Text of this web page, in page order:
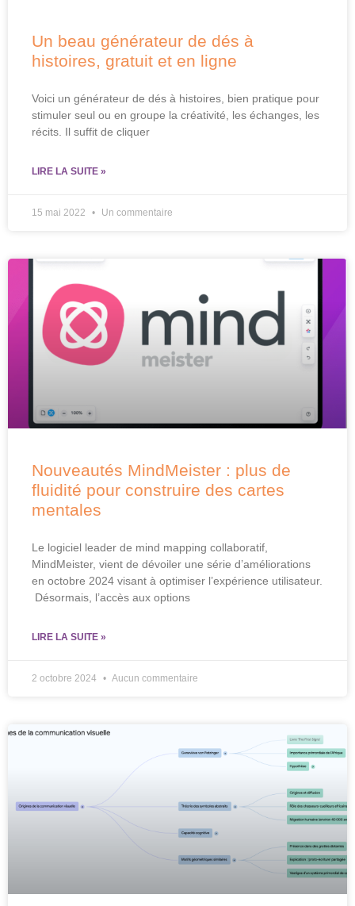
Un beau générateur de dés à
histoires, gratuit et en ligne
Voici un générateur de dés à histoires, bien pratique pour
stimuler seul ou en groupe la créativité, les échanges, les
récits. Il suffit de cliquer
LIRE LA SUITE »
15 mai 2022 Un commentaire
Nouveautés MindMeister : plus de
fluidité pour construire des cartes
mentales
Le logiciel leader de mind mapping collaboratif,
MindMeister, vient de dévoiler une série d’améliorations
en octobre 2024 visant à optimiser l’expérience utilisateur.
Désormais, l’accès aux options
LIRE LA SUITE »
2 octobre 2024 Aucun commentaire